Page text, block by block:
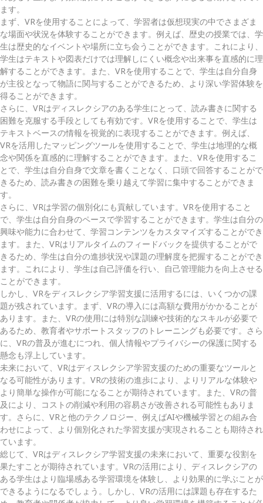
ます。
まず、VRを使用することによって、学習者は仮想現実の中でさまざま
な場面や状況を体験することができます。例えば、歴史の授業では、学
生は歴史的なイベントや場所に立ち会うことができます。これにより、
学生はテキストや図表だけでは理解しにくい概念や出来事を直感的に理
解することができます。また、VRを使用することで、学生は自分自身
が主役となって物語に関与することができるため、より深い学習体験を
得ることができます。
さらに、VRはディスレクシアのある学生にとって、読み書きに関する
困難を克服する手段としても有効です。VRを使用することで、学生は
テキストベースの情報を視覚的に表現することができます。例えば、
VRを活用したマッピングツールを使用することで、学生は地理的な概
念や関係を直感的に理解することができます。また、VRを使用するこ
とで、学生は自分自身で文章を書くことなく、口頭で回答することがで
きるため、読み書きの困難を乗り越えて学習に集中することができま
す。
さらに、VRは学習の個別化にも貢献しています。VRを使用すること
で、学生は自分自身のペースで学習することができます。学生は自分の
興味や能力に合わせて、学習コンテンツをカスタマイズすることができ
ます。また、VRはリアルタイムのフィードバックを提供することがで
きるため、学生は自分の進捗状況や課題の理解度を把握することができ
ます。これにより、学生は自己評価を行い、自己管理能力を向上させる
ことができます。
しかし、VRをディスレクシア学習支援に活用するには、いくつかの課
題が残されています。まず、VRの導入には高額な費用がかかることが
あります。また、VRの使用には特別な訓練や技術的なスキルが必要で
あるため、教育者やサポートスタッフのトレーニングも必要です。さら
に、VRの普及が進むにつれ、個人情報やプライバシーの保護に関する
懸念も浮上しています。
未来において、VRはディスレクシア学習支援のための重要なツールと
なる可能性があります。VRの技術の進歩により、よりリアルな体験や
より簡単な操作が可能になることが期待されています。また、VRの普
及により、コストの削減や利用の容易さが改善される可能性もありま
す。さらに、VRと他のテクノロジー、例えばAIや機械学習との組み合
わせによって、より個別化された学習支援が実現されることも期待され
ています。
総じて、VRはディスレクシア学習支援の未来において、重要な役割を
果たすことが期待されています。VRの活用により、ディスレクシアの
ある学生はより臨場感ある学習環境を体験し、より効果的に学ぶことが
できるようになるでしょう。しかし、VRの活用には課題も存在するた